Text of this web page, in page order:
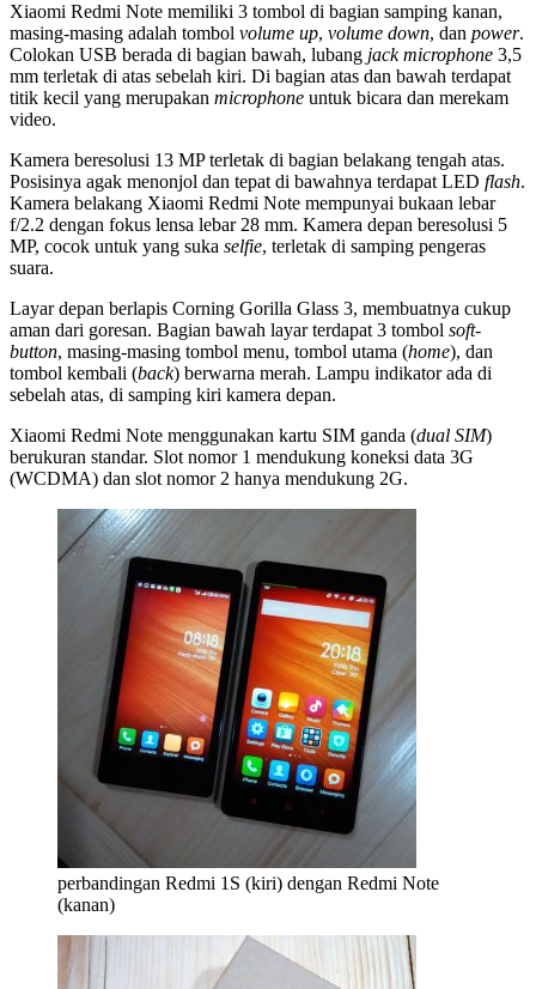
Xiaomi Redmi Note memiliki 3 tombol di bagian samping kanan,
masing-masing adalah tombol volume up, volume down, dan power.
Colokan USB berada di bagian bawah, lubang jack microphone 3,5
mm terletak di atas sebelah kiri. Di bagian atas dan bawah terdapat
titik kecil yang merupakan microphone untuk bicara dan merekam
video.
Kamera beresolusi 13 MP terletak di bagian belakang tengah atas.
Posisinya agak menonjol dan tepat di bawahnya terdapat LED flash.
Kamera belakang Xiaomi Redmi Note mempunyai bukaan lebar
f/2.2 dengan fokus lensa lebar 28 mm. Kamera depan beresolusi 5
MP, cocok untuk yang suka selfie, terletak di samping pengeras
suara.
Layar depan berlapis Corning Gorilla Glass 3, membuatnya cukup
aman dari goresan. Bagian bawah layar terdapat 3 tombol soft-
button, masing-masing tombol menu, tombol utama (home), dan
tombol kembali (back) berwarna merah. Lampu indikator ada di
sebelah atas, di samping kiri kamera depan.
Xiaomi Redmi Note menggunakan kartu SIM ganda (dual SIM)
berukuran standar. Slot nomor 1 mendukung koneksi data 3G
(WCDMA) dan slot nomor 2 hanya mendukung 2G.
perbandingan Redmi 1S (kiri) dengan Redmi Note
(kanan)